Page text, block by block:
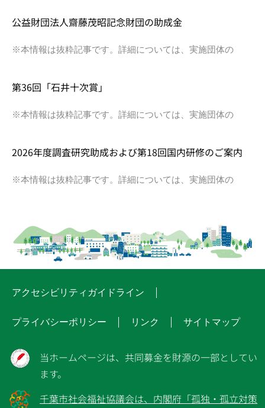
公益財団法人齋藤茂昭記念財団の助成金
※本情報は抜粋記事です。詳細については、実施団体の
第36回「石井十次賞」
※本情報は抜粋記事です。詳細については、実施団体の
2026年度調査研究助成および第18回国内研修のご案内
※本情報は抜粋記事です。詳細については、実施団体の
アクセシビリティガイドライン
プライバシーポリシー リンク サイトマップ
当ホームページは、共同募金を財源の一部としてい
ます。
千葉市社会福祉協議会は、内閣府「孤独・孤立対策